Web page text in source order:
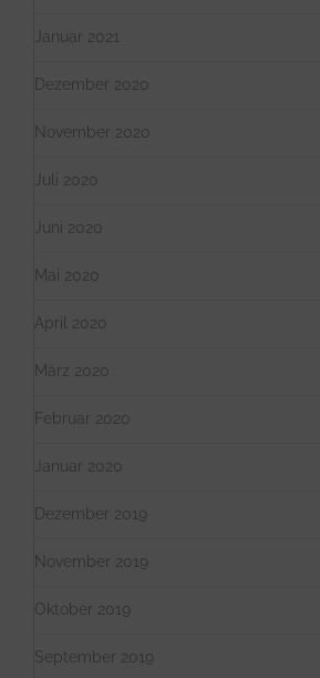
Januar 2021
Dezember 2020
November 2020
Juli 2020
Juni 2020
Mai 2020
April 2020
März 2020
Februar 2020
Januar 2020
Dezember 2019
November 2019
Oktober 2019
September 2019